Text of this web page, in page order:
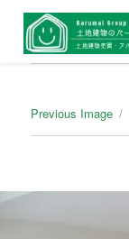
Previous Image